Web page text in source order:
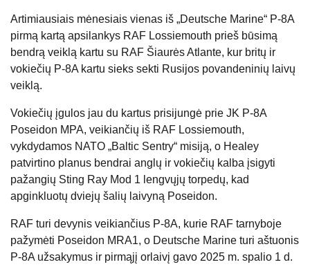
Artimiausiais mėnesiais vienas iš „Deutsche Marine“ P-8A
pirmą kartą apsilankys RAF Lossiemouth prieš būsimą
bendrą veiklą kartu su RAF Šiaurės Atlante, kur britų ir
vokiečių P-8A kartu sieks sekti Rusijos povandeninių laivų
veiklą.
Vokiečių įgulos jau du kartus prisijungė prie JK P-8A
Poseidon MPA, veikiančių iš RAF Lossiemouth,
vykdydamos NATO „Baltic Sentry“ misiją, o Healey
patvirtino planus bendrai anglų ir vokiečių kalba įsigyti
pažangių Sting Ray Mod 1 lengvųjų torpedų, kad
apginkluotų dviejų šalių laivyną Poseidon.
RAF turi devynis veikiančius P-8A, kurie RAF tarnyboje
pažymėti Poseidon MRA1, o Deutsche Marine turi aštuonis
P-8A užsakymus ir pirmąjį orlaivį gavo 2025 m. spalio 1 d.